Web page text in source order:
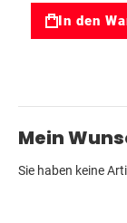
In den
Mein
Sie haben keine